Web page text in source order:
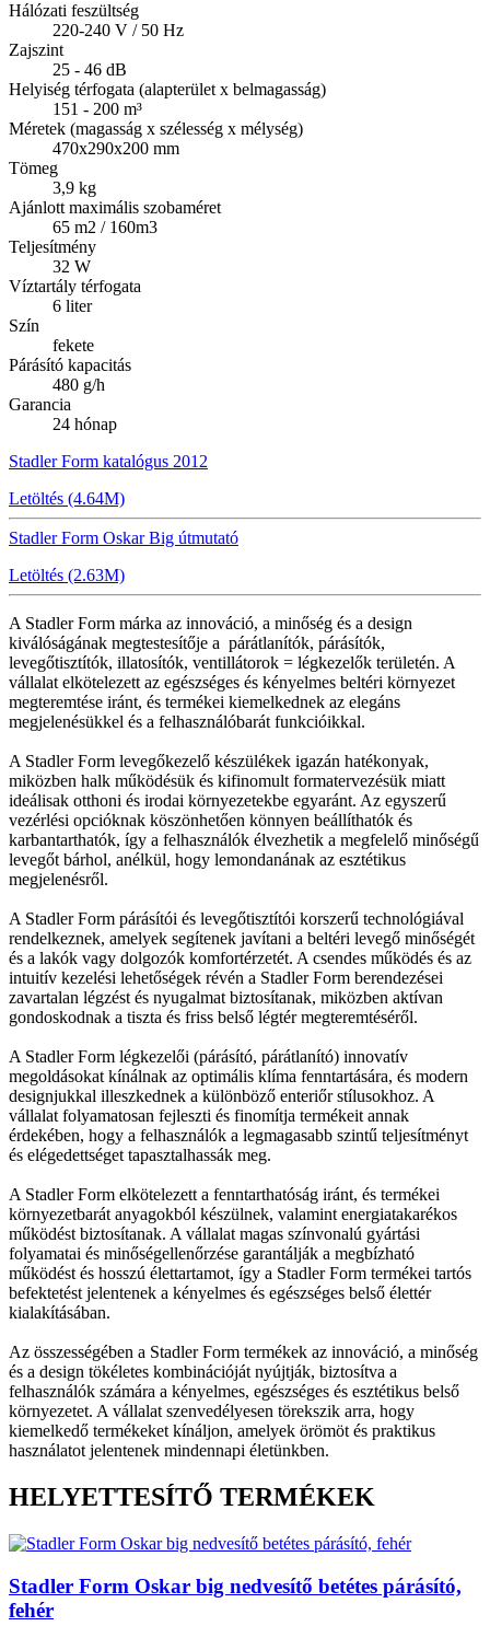
Hálózati feszültség
220-240 V / 50 Hz
Zajszint
25 - 46 dB
Helyiség térfogata (alapterület x belmagasság)
151 - 200 m³
Méretek (magasság x szélesség x mélység)
470x290x200 mm
Tömeg
3,9 kg
Ajánlott maximális szobaméret
65 m2 / 160m3
Teljesítmény
32 W
Víztartály térfogata
6 liter
Szín
fekete
Párásító kapacitás
480 g/h
Garancia
24 hónap
Stadler Form katalógus 2012
Letöltés (4.64M)
Stadler Form Oskar Big útmutató
Letöltés (2.63M)
A Stadler Form márka az innováció, a minőség és a design
kiválóságának megtestesítője a párátlanítók, párásítók,
levegőtisztítók, illatosítók, ventillátorok = légkezelők területén. A
vállalat elkötelezett az egészséges és kényelmes beltéri környezet
megteremtése iránt, és termékei kiemelkednek az elegáns
megjelenésükkel és a felhasználóbarát funkcióikkal.
A Stadler Form levegőkezelő készülékek igazán hatékonyak,
miközben halk működésük és kifinomult formatervezésük miatt
ideálisak otthoni és irodai környezetekbe egyaránt. Az egyszerű
vezérlési opcióknak köszönhetően könnyen beállíthatók és
karbantarthatók, így a felhasználók élvezhetik a megfelelő minőségű
levegőt bárhol, anélkül, hogy lemondanának az esztétikus
megjelenésről.
A Stadler Form párásítói és levegőtisztítói korszerű technológiával
rendelkeznek, amelyek segítenek javítani a beltéri levegő minőségét
és a lakók vagy dolgozók komfortérzetét. A csendes működés és az
intuitív kezelési lehetőségek révén a Stadler Form berendezései
zavartalan légzést és nyugalmat biztosítanak, miközben aktívan
gondoskodnak a tiszta és friss belső légtér megteremtéséről.
A Stadler Form légkezelői (párásító, párátlanító) innovatív
megoldásokat kínálnak az optimális klíma fenntartására, és modern
designjukkal illeszkednek a különböző enteriőr stílusokhoz. A
vállalat folyamatosan fejleszti és finomítja termékeit annak
érdekében, hogy a felhasználók a legmagasabb szintű teljesítményt
és elégedettséget tapasztalhassák meg.
A Stadler Form elkötelezett a fenntarthatóság iránt, és termékei
környezetbarát anyagokból készülnek, valamint energiatakarékos
működést biztosítanak. A vállalat magas színvonalú gyártási
folyamatai és minőségellenőrzése garantálják a megbízható
működést és hosszú élettartamot, így a Stadler Form termékei tartós
befektetést jelentenek a kényelmes és egészséges belső élettér
kialakításában.
Az összességében a Stadler Form termékek az innováció, a minőség
és a design tökéletes kombinációját nyújtják, biztosítva a
felhasználók számára a kényelmes, egészséges és esztétikus belső
környezetet. A vállalat szenvedélyesen törekszik arra, hogy
kiemelkedő termékeket kínáljon, amelyek örömöt és praktikus
használatot jelentenek mindennapi életünkben.
HELYETTESÍTŐ TERMÉKEK
Stadler Form Oskar big nedvesítő betétes párásító,
fehér